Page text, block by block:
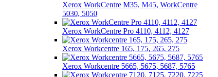
Xerox WorkCentre M35, M45, WorkCentre
5030, 5050
Xerox WorkCentre Pro 4110, 4112, 4127
Xerox Workcentre 165, 175, 265, 275
Xerox Workcentre 5665, 5675, 5687, 5765